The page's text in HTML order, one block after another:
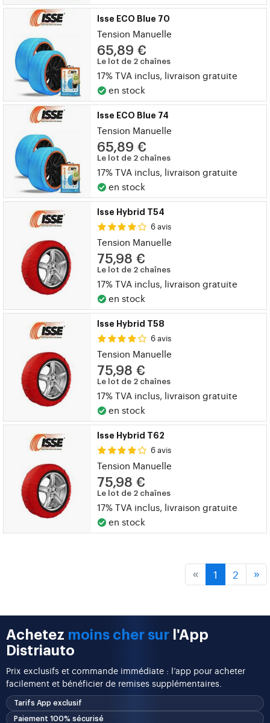
Isse ECO Blue 70
Tension Manuelle
65,89 €
Le lot de 2 chaînes
17% TVA inclus, livraison gratuite
en stock
Isse ECO Blue 74
Tension Manuelle
65,89 €
Le lot de 2 chaînes
17% TVA inclus, livraison gratuite
en stock
Isse Hybrid T54
6 avis
Tension Manuelle
75,98 €
Le lot de 2 chaînes
17% TVA inclus, livraison gratuite
en stock
Isse Hybrid T58
6 avis
Tension Manuelle
75,98 €
Le lot de 2 chaînes
17% TVA inclus, livraison gratuite
en stock
Isse Hybrid T62
6 avis
Tension Manuelle
75,98 €
Le lot de 2 chaînes
17% TVA inclus, livraison gratuite
en stock
« 1 2 »
Achetez moins cher sur l'App
Distriauto
Prix exclusifs et commande immédiate : l’app pour acheter
facilement et bénéficier de remises supplémentaires.
Tarifs App exclusif
Paiement 100% sécurisé